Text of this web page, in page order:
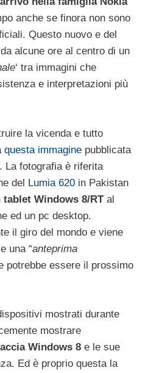
anche se finora non sono
Questo nuovo e del
alcune ore al centro di un
‘ tra immagini che
e interpretazioni più
la vicenda e tutto
questa immagine pubblicata
. La fotografia è riferita
del
Lumia 620 in Pakistan
tablet Windows 8/RTal
ed un pc desktop.
il giro del mondo e viene
una “anteprima
potrebbe essere il prossimo
mostrati durante
mostrare
Windows 8 e le sue
Ed è proprio questa la